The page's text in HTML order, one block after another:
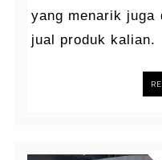
yang menarik juga
jual produk kalian.